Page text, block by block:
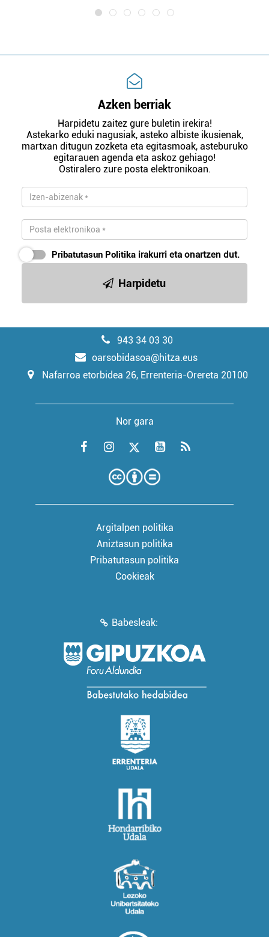
Azken berriak
Harpidetu zaitez gure buletin irekira!
Astekarko eduki nagusiak, asteko albiste ikusienak,
martxan ditugun zozketa eta egitasmoak, asteburuko
egitarauen agenda eta askoz gehiago!
Ostiralero zure posta elektronikoan.
Pribatutasun Politika irakurri eta onartzen dut.
Harpidetu
943 34 03 30
oarsobidasoa@hitza.eus
Nafarroa etorbidea 26, Errenteria-Orereta 20100
Nor gara
Argitalpen politika
Aniztasun politika
Pribatutasun politika
Cookieak
Babesleak: